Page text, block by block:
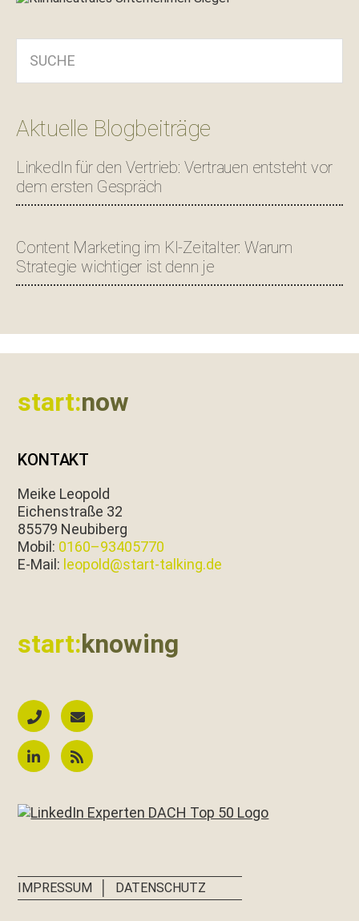
Aktuelle Blogbeiträge
LinkedIn für den Vertrieb: Vertrauen entsteht vor
dem ersten Gespräch
Content Marketing im KI-Zeitalter: Warum
Strategie wichtiger ist denn je
start:now
KONTAKT
Meike Leopold
Eichen­straße 32
85579 Neubiberg
Mobil: 0160–93405770
E‑Mail: leopold@start-talking.de
start:knowing
IMPRESSUM DATENSCHUTZ